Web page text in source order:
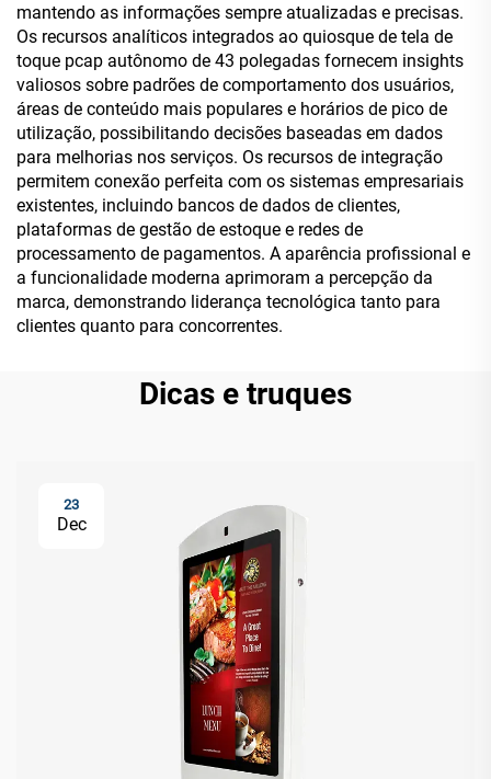
mantendo as informações sempre atualizadas e precisas.
Os recursos analíticos integrados ao quiosque de tela de
toque pcap autônomo de 43 polegadas fornecem insights
valiosos sobre padrões de comportamento dos usuários,
áreas de conteúdo mais populares e horários de pico de
utilização, possibilitando decisões baseadas em dados
para melhorias nos serviços. Os recursos de integração
permitem conexão perfeita com os sistemas empresariais
existentes, incluindo bancos de dados de clientes,
plataformas de gestão de estoque e redes de
processamento de pagamentos. A aparência profissional e
a funcionalidade moderna aprimoram a percepção da
marca, demonstrando liderança tecnológica tanto para
clientes quanto para concorrentes.
Dicas e truques
23
Dec